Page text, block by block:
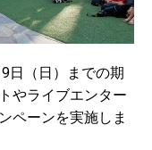
日（日）までの期
やライブエンター
ペーンを実施しま